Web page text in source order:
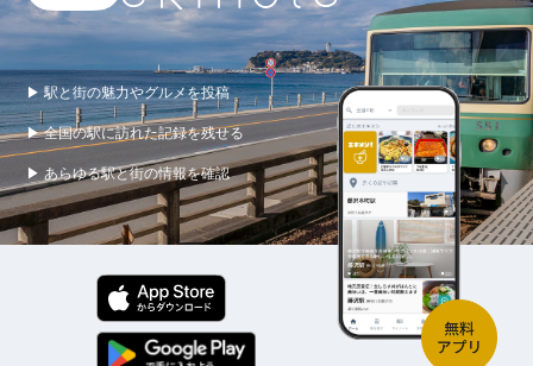
▶ 駅と街の魅力やグルメを投稿
▶ 全国の駅に訪れた記録を残せる
▶ あらゆる駅と街の情報を確認